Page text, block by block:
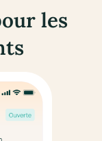
les